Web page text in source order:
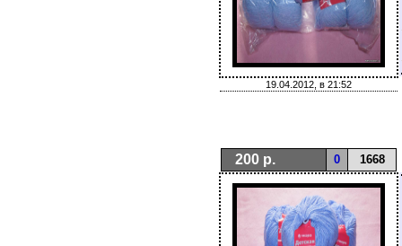
19.04.2012, в 21:52
200 р. 0 1668